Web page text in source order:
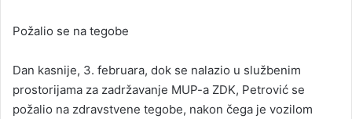
Požalio se na tegobe
Dan kasnije, 3. februara, dok se nalazio u službenim
prostorijama za zadržavanje MUP-a ZDK, Petrović se
požalio na zdravstvene tegobe, nakon čega je vozilom